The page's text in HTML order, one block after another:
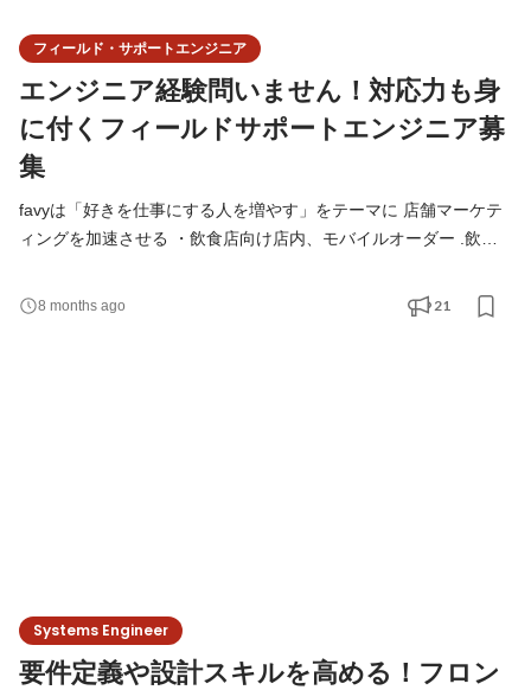
フィールド・サポートエンジニア
エンジニア経験問いません！対応力も身
に付くフィールドサポートエンジニア募
集
favyは「好きを仕事にする人を増やす」をテーマに 店舗マーケテ
ィングを加速させる ・飲食店向け店内、モバイルオーダー .飲食
け、店舗型サブスク ・リテールメディア などのサービスを開発・
8 months ago 21
Systems Engineer
要件定義や設計スキルを高める！フロン